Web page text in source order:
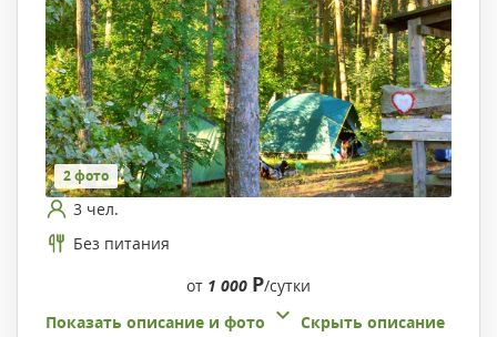
2 фото
3 чел.
Без питания
от 1 000 Р/сутки
Показать описание и фото
Скрыть описание